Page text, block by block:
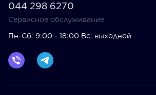
044 298 6270
Сервисное обслуживание
Пн-Сб: 9:00 - 18:00 Вс: выходной